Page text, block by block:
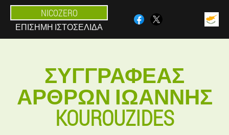
NICOZERO
ΕΠΊΣΗΜΗ ΙΣΤΟΣΕΛΊΔΑ
ΣΥΓΓΡΑΦΈΑΣ
ΆΡΘΡΩΝ ΙΩΆΝΝΗΣ
KOUROUZIDES